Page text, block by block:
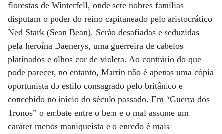
florestas de Winterfell, onde sete nobres famílias
disputam o poder do reino capitaneado pelo aristocrático
Ned Stark (Sean Bean). Serão desafiadas e seduzidas
pela heroína Daenerys, uma guerreira de cabelos
platinados e olhos cor de violeta. Ao contrário do que
pode parecer, no entanto, Martin não é apenas uma cópia
oportunista do estilo consagrado pelo britânico e
concebido no início do século passado. Em “Guerra dos
Tronos” o embate entre o bem e o mal assume um
caráter menos maniqueísta e o enredo é mais